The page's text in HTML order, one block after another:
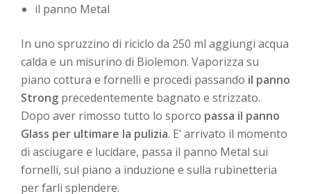
il panno Metal
In uno spruzzino di riciclo da 250 ml aggiungi acqua
calda e un misurino di Biolemon. Vaporizza su
piano cottura e fornelli e procedi passando il panno
Strong precedentemente bagnato e strizzato.
Dopo aver rimosso tutto lo sporco passa il panno
Glass per ultimare la pulizia. E’ arrivato il momento
di asciugare e lucidare, passa il panno Metal sui
fornelli, sul piano a induzione e sulla rubinetteria
per farli splendere.